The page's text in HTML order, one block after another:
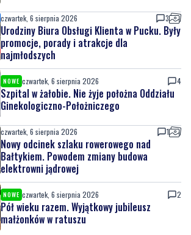
czwartek, 6 sierpnia 2026 3
Urodziny Biura Obsługi Klienta w Pucku. Były
promocje, porady i atrakcje dla
najmłodszych
NOWE czwartek, 6 sierpnia 2026 4
Szpital w żałobie. Nie żyje położna Oddziału
Ginekologiczno-Położniczego
czwartek, 6 sierpnia 2026 1
Nowy odcinek szlaku rowerowego nad
Bałtykiem. Powodem zmiany budowa
elektrowni jądrowej
NOWE czwartek, 6 sierpnia 2026 2
Pół wieku razem. Wyjątkowy jubileusz
małżonków w ratuszu